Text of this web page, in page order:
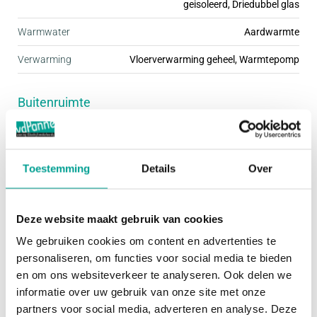
Toestemming Details Over
Deze website maakt gebruik van cookies
We gebruiken cookies om content en advertenties te
personaliseren, om functies voor social media te bieden
en om ons websiteverkeer te analyseren. Ook delen we
informatie over uw gebruik van onze site met onze
partners voor social media, adverteren en analyse. Deze
woningtypen ingericht. Daardoor is er voor
stuk zijn deze woningen fraai afgewerkt met mooie
De kleine woonbuurten hebben een ding met elkaar
gemeen; ze zijn kindvriendelijk én autoluw. Dit
woont, terwijl je de dynamiek van de stad
gemakkelijk kunt opzoeken.
variatie koopwoningen, waarbij geen plattegrond
precies hetzelfde is. Afhankelijk van de grootte van
je gezin of je woonbehoefte, kies je voor een
geisoleerd, Driedubbel glas
Warmwater Aardwarmte
Verwarming Vloerverwarming geheel, Warmtepomp
Buitenruimte
Tuin Achtertuin, Voortuin
Hoofdtuin Achtertuin
Oppervlakte hoofdtuin
Bergruimte
Geen garage
Schuur / Berging VRIJSTAAND_HOUT